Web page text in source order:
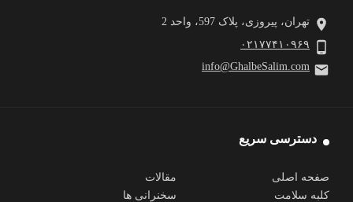
تهران، پیروزی، پلاک 597، واحد 2
۰۲۱۷۷۴۱۰۹۶۹
info@GhalbeSalim.com
دسترسی سریع
صفحه اصلی
مقالات
کلبه سلامت
سخنرانی ها